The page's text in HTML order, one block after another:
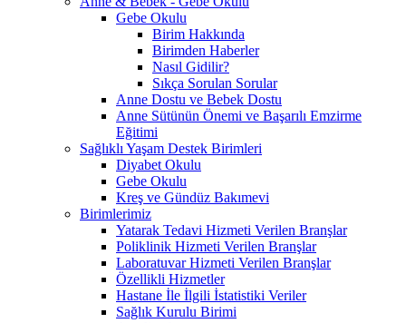
Gebe Okulu
Birim Hakkında
Birimden Haberler
Nasıl Gidilir?
Sıkça Sorulan Sorular
Anne Dostu ve Bebek Dostu
Anne Sütünün Önemi ve Başarılı Emzirme
Eğitimi
Sağlıklı Yaşam Destek Birimleri
Diyabet Okulu
Gebe Okulu
Kreş ve Gündüz Bakımevi
Birimlerimiz
Yatarak Tedavi Hizmeti Verilen Branşlar
Poliklinik Hizmeti Verilen Branşlar
Laboratuvar Hizmeti Verilen Branşlar
Özellikli Hizmetler
Hastane İle İlgili İstatistiki Veriler
Sağlık Kurulu Birimi